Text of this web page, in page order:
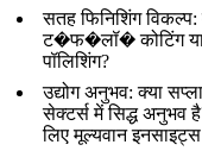
सतह फिनिशिंग विकल्प:
ट�फ�लॉ� कोटिंग
पॉलिशिंग?
उद्योग अनुभव: क्या
सेक्टर्स में सिद्ध अनुभव
लिए मूल्यवान